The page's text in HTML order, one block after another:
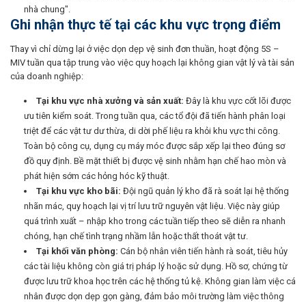
nhà chung".
Ghi nhận thực tế tại các khu vực trọng điểm
Thay vì chỉ dừng lại ở việc dọn dẹp vệ sinh đơn thuần, hoạt động 5S –
MIV tuần qua tập trung vào việc quy hoạch lại không gian vật lý và tài sản
của doanh nghiệp:
Tại khu vực nhà xưởng và sản xuất: Đây là khu vực cốt lõi được
ưu tiên kiểm soát. Trong tuần qua, các tổ đội đã tiến hành phân loại
triệt để các vật tư dư thừa, di dời phế liệu ra khỏi khu vực thi công.
Toàn bộ công cụ, dụng cụ máy móc được sắp xếp lại theo đúng sơ
đồ quy định. Bề mặt thiết bị được vệ sinh nhằm hạn chế hao mòn và
phát hiện sớm các hỏng hóc kỹ thuật.
Tại khu vực kho bãi: Đội ngũ quản lý kho đã rà soát lại hệ thống
nhãn mác, quy hoạch lại vị trí lưu trữ nguyên vật liệu. Việc này giúp
quá trình xuất – nhập kho trong các tuần tiếp theo sẽ diễn ra nhanh
chóng, hạn chế tình trạng nhầm lẫn hoặc thất thoát vật tư.
Tại khối văn phòng: Cán bộ nhân viên tiến hành rà soát, tiêu hủy
các tài liệu không còn giá trị pháp lý hoặc sử dụng. Hồ sơ, chứng từ
được lưu trữ khoa học trên các hệ thống tủ kệ. Không gian làm việc cá
nhân được dọn dẹp gọn gàng, đảm bảo môi trường làm việc thông